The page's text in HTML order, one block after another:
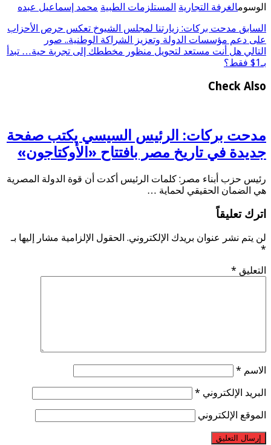
الوسومالغرفة التجارية المستلزمات الطبية محمد إسماعيل عبده
السابق مدحت بركات: زيارتنا لمجلس الشيوخ تعكس حرص الأحزاب
على دعم مؤسسات الدولة وتعزيز الشراكة الوطنية.. صور
التالي هل أنت مستعد لتحويل منظور مخططك إلى تجربة حية… تبدأ
بـ1$ فقط؟
Check Also
مدحت بركات: الرئيس السيسي يكتب صفحة
جديدة في تاريخ مصر بافتتاح «الأوكتاجون»
رئيس حزب أبناء مصر: كلمات الرئيس أكدت أن قوة الدولة المصرية
هي الضمان الحقيقي لحماية …
اترك تعليقاً
لن يتم نشر عنوان بريدك الإلكتروني. الحقول الإلزامية مشار إليها بـ
*
التعليق *
الاسم *
البريد الإلكتروني *
الموقع الإلكتروني